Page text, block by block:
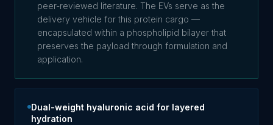
peer-reviewed literature. The EVs serve as the
delivery vehicle for this protein cargo —
encapsulated within a phospholipid bilayer that
preserves the payload through formulation and
application.
Dual-weight hyaluronic acid for layered
hydration